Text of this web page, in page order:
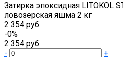
Затирка эпоксидная LITOKOL
ловозерская яшма 2 кг
2 354 руб.
-0%
2 354 руб.
-
+